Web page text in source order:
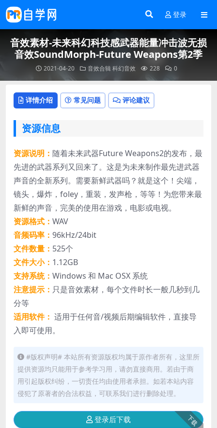
登录
音效素材-未来科幻科技感武器能量冲击波无损
音效SoundMorph-Future Weapons第2季
2021-04-20 音效合辑科幻音效 228 0
详情介绍 常见问题 评论建议
资源信息
资源说明： 随着未来武器Future Weapons2的发布，最
先进的武器系列又回来了。这是为未来制作最先进武器
声音的全新系列。需要新鲜武器吗？就是这个！尖端，
镜头，爆炸，foley，重装，发声枪，等等！为您带来最
新鲜的声音，完美的使用在游戏，电影或电视。
资源格式： WAV
音频码率： 96kHz/24bit
文件数量： 525个
文件大小： 1.12GB
支持系统： Windows 和 Mac OSX 系统
注意提示： 只是音效素材，每个文件时长一般几秒到几
分等
适用软件： 适用于任何音/视频后期编辑软件，直接导
入即可使用。
#版权声明# 本站所有资源版权均属于原作者所有，这里所
提供资源均只能用于参考学习用，请勿直接商用。若由于商
用引起版权纠纷，一切责任均由使用者承担。如若本站内容
侵犯了原著者的合法权益，可联系我们进行删除处理。
下载
登录后下载